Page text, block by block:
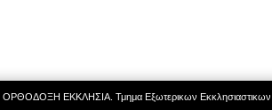
ΕΚΚΛΗΣΙΑ. Τμημα Εξωτερικων